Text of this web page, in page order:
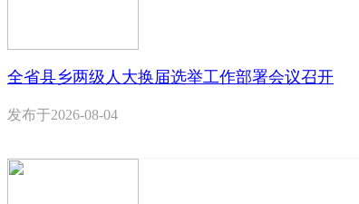
全省县乡两级人大换届选举工作部署会议召开
发布于2026-08-04